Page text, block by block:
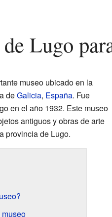
de Lugo
museo ubicado en la
deGalicia, España. Fue
en el año 1932. Este museo
antiguos y obras de arte
provincia de Lugo.